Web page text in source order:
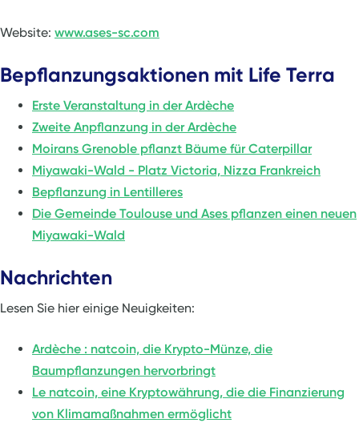
Website: www.ases-sc.com
Bepflanzungsaktionen mit Life Terra
Erste Veranstaltung in der Ardèche
Zweite Anpflanzung in der Ardèche
Moirans Grenoble pflanzt Bäume für Caterpillar
Miyawaki-Wald - Platz Victoria, Nizza Frankreich
Bepflanzung in Lentilleres
Die Gemeinde Toulouse und Ases pflanzen einen neuen
Miyawaki-Wald
Nachrichten
Lesen Sie hier einige Neuigkeiten:
Ardèche : natcoin, die Krypto-Münze, die
Baumpflanzungen hervorbringt
Le natcoin, eine Kryptowährung, die die Finanzierung
von Klimamaßnahmen ermöglicht